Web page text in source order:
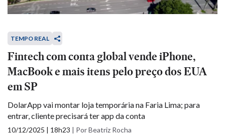
TEMPO REAL
Fintech com conta global vende iPhone,
MacBook e mais itens pelo preço dos EUA
em SP
DolarApp vai montar loja temporária na Faria Lima; para
entrar, cliente precisará ter app da conta
10/12/2025 | 18h23 | Por Beatriz Rocha